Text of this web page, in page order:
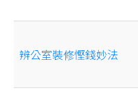
辨公室裝修慳錢妙法